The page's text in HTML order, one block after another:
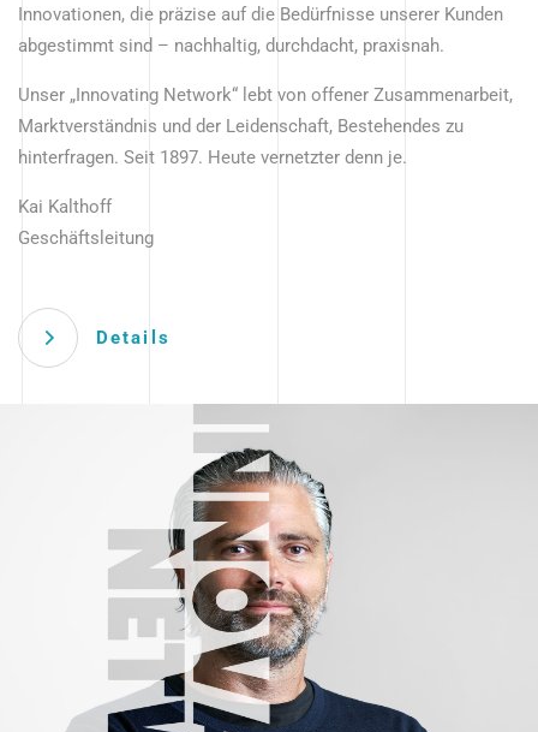
Innovationen, die präzise auf die Bedürfnisse unserer Kunden
abgestimmt sind – nachhaltig, durchdacht, praxisnah.
Unser „Innovating Network“ lebt von offener Zusammenarbeit,
Marktverständnis und der Leidenschaft, Bestehendes zu
hinterfragen. Seit 1897. Heute vernetzter denn je.
Kai Kalthoff
Geschäftsleitung
Details